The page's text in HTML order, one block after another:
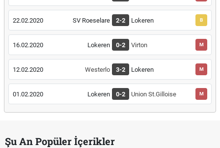
22.02.2020 SV Roeselare 2-2 Lokeren B
16.02.2020 Lokeren 0-2 Virton M
12.02.2020 Westerlo 3-2 Lokeren M
01.02.2020 Lokeren 0-2 Union St.Gilloise M
Şu An Popüler İçerikler